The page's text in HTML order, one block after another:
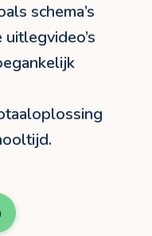
schema’s